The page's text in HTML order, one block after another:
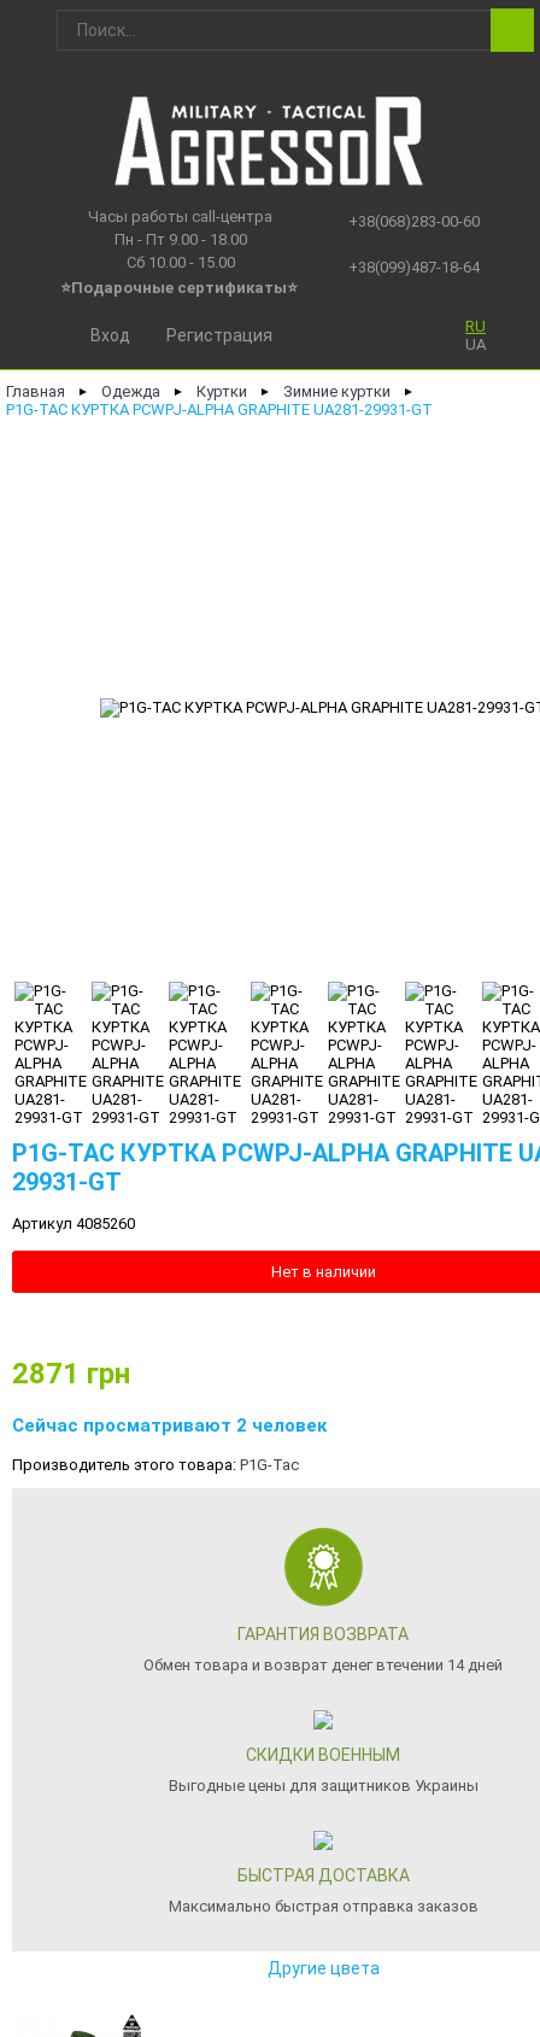
Часы работы call-центра
Пн - Пт 9.00 - 18.00
Сб 10.00 - 15.00
⭐Подарочные сертификаты⭐
+38(068)283-00-60
+38(099)487-18-64
RU
UA
Вход Регистрация
Главная ► Одежда ► Куртки ► Зимние куртки ►
P1G-TAC КУРТКА PCWPJ-ALPHA GRAPHITE UA281-29931-GT
P1G-TAC КУРТКА PCWPJ-ALPHA GRAPHITE
29931-GT
Артикул 4085260
Нет в наличии
2871 грн
Сейчас просматривают 2 человек
Производитель этого товара: P1G-Tac
ГАРАНТИЯ ВОЗВРАТА
Обмен товара и возврат денег втечении 14 дней
СКИДКИ ВОЕННЫМ
Выгодные цены для защитников Украины
БЫСТРАЯ ДОСТАВКА
Максимально быстрая отправка заказов
Другие цвета